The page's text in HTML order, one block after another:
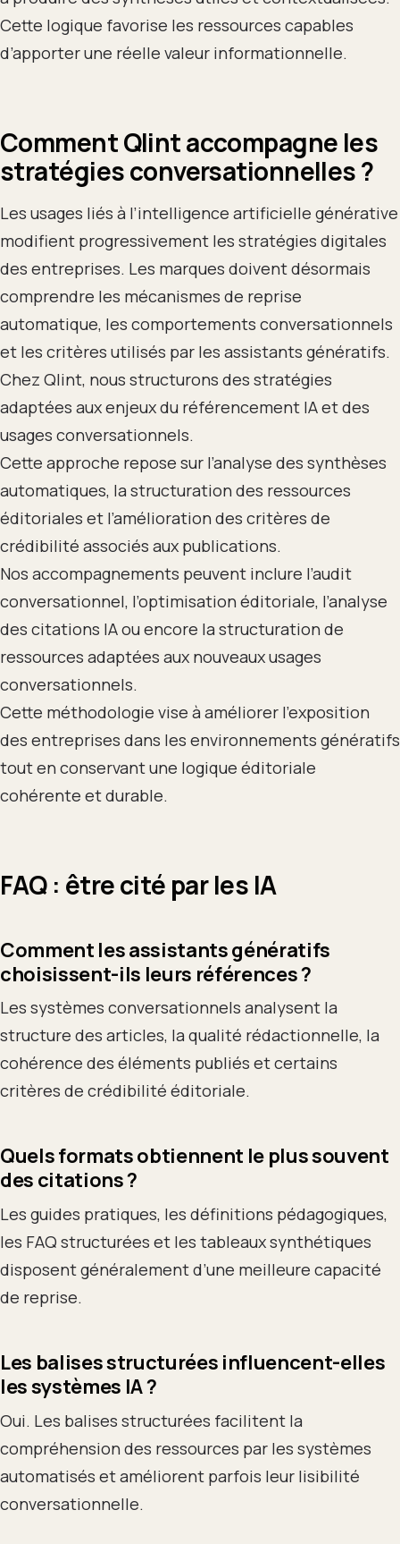
Cette logique favorise les ressources capables
d’apporter une réelle valeur informationnelle.
Comment Qlint accompagne les
stratégies conversationnelles ?
Les usages liés à l’intelligence artificielle générative
modifient progressivement les stratégies digitales
des entreprises. Les marques doivent désormais
comprendre les mécanismes de reprise
automatique, les comportements conversationnels
et les critères utilisés par les assistants génératifs.
Chez Qlint, nous structurons des stratégies
adaptées aux enjeux du référencement IA et des
usages conversationnels.
Cette approche repose sur l’analyse des synthèses
automatiques, la structuration des ressources
éditoriales et l’amélioration des critères de
crédibilité associés aux publications.
Nos accompagnements peuvent inclure l’audit
conversationnel, l’optimisation éditoriale, l’analyse
des citations IA ou encore la structuration de
ressources adaptées aux nouveaux usages
conversationnels.
Cette méthodologie vise à améliorer l’exposition
des entreprises dans les environnements génératifs
tout en conservant une logique éditoriale
cohérente et durable.
FAQ : être cité par les IA
Comment les assistants génératifs
choisissent-ils leurs références ?
Les systèmes conversationnels analysent la
structure des articles, la qualité rédactionnelle, la
cohérence des éléments publiés et certains
critères de crédibilité éditoriale.
Quels formats obtiennent le plus souvent
des citations ?
Les guides pratiques, les définitions pédagogiques,
les FAQ structurées et les tableaux synthétiques
disposent généralement d’une meilleure capacité
de reprise.
Les balises structurées influencent-elles
les systèmes IA ?
Oui. Les balises structurées facilitent la
compréhension des ressources par les systèmes
automatisés et améliorent parfois leur lisibilité
conversationnelle.